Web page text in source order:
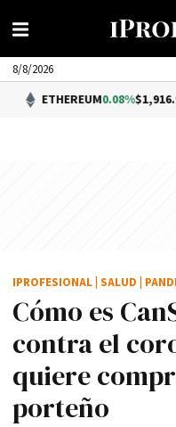
8/8/2026
0.08%$1,916.91
Cómo es
contra el
quiere
porteño
IPROFESIONAL SALUD